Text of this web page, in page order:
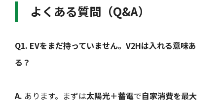
よくある質問（Q&A）
Q1. EVをまだ持っていません。V2Hは入れる意味あ
る？
A. あります。まずは太陽光＋蓄電で自家消費を最大